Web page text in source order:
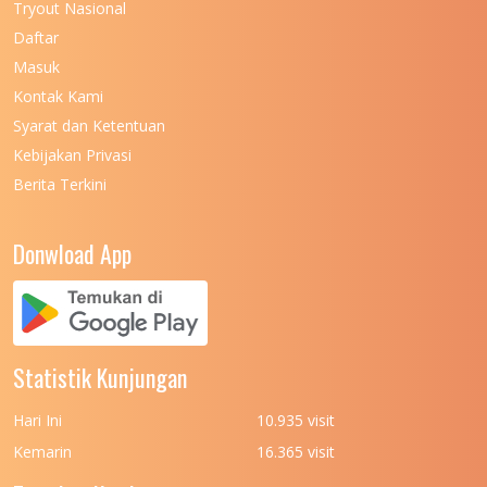
UNIVERSITAS NEGERI MANADO
UNIVERSITAS NEGERI MEDAN
UNIVERSITAS NEGERI PADANG
UNIVERSITAS NUSA CENDANA
UNIVERSITAS PADJADJARAN
UNIVERSITAS PATTIMURA
(UPN) VETERAN JAKARTA
Tryout Nasional
Daftar
Masuk
Kontak Kami
Syarat dan Ketentuan
Kebijakan Privasi
Berita Terkini
Donwload App
Statistik Kunjungan
Hari Ini
10.935 visit
Kemarin
16.365 visit